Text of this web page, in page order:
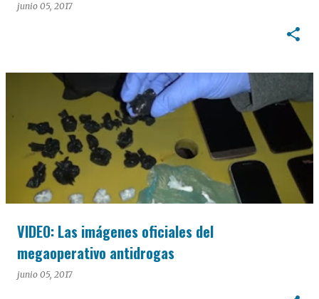
junio 05, 2017
VIDEO: Las imágenes oficiales del
megaoperativo antidrogas
junio 05, 2017